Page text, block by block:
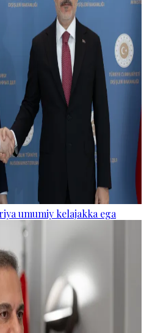
umumiy kelajakka ega